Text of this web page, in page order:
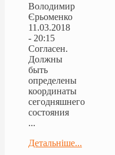
Володимир
Єрьоменко
11.03.2018
- 20:15
Согласен.
Должны
быть
определены
координаты
сегодняшнего
состояния
...
Детальніше...